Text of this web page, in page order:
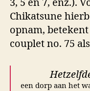
3, 5 en 7, enz.).
Chikatsune
opnam,
couplet no. 75
een dorp aan het